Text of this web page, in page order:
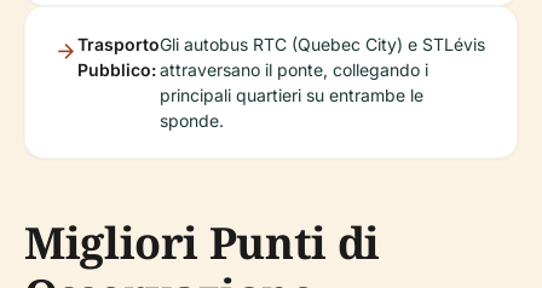
Trasporto
Pubblico:
Gli autobus RTC (Quebec City) e STLévis
attraversano il ponte, collegando i
principali quartieri su entrambe le
sponde.
Migliori Punti di